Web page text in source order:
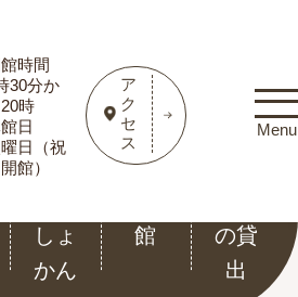
時間
30分か
時
日
日（祝
館）
ア
ク
セ
ス
Menu
こど
しょ
かん
電子
館
の貸
出